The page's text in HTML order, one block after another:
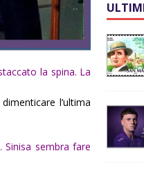
la spina. La
l’ultima
sembra fare